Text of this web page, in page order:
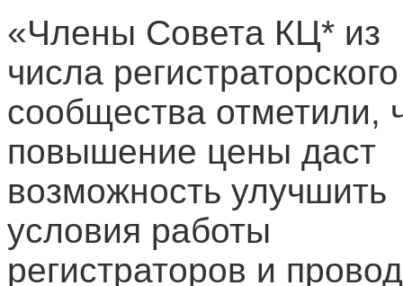
«Члены Совета КЦ* из
числа регистраторского
сообщества отметили,
повышение цены даст
возможность улучшить
условия работы
регистраторов и